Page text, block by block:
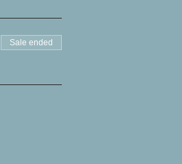
Sale ended